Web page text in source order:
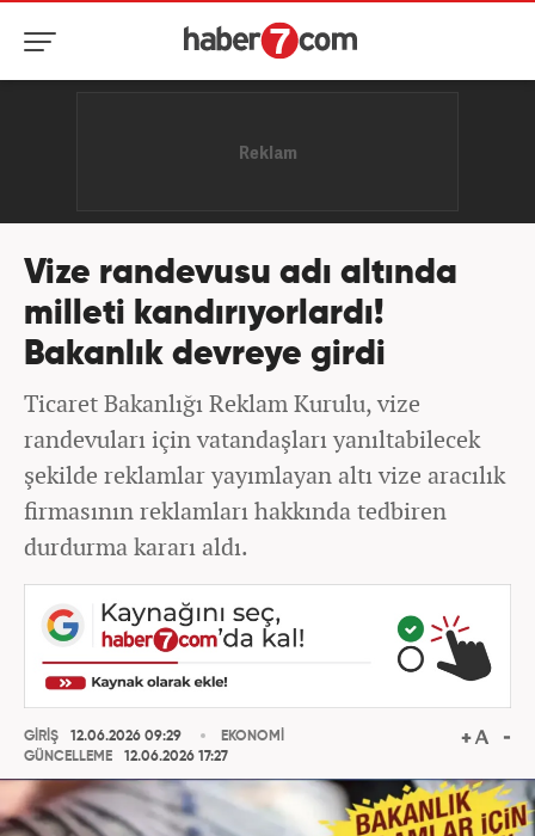
Vize randevusu adı altında
milleti kandırıyorlardı!
Bakanlık devreye girdi
Ticaret Bakanlığı Reklam Kurulu, vize
randevuları için vatandaşları yanıltabilecek
şekilde reklamlar yayımlayan altı vize aracılık
firmasının reklamları hakkında tedbiren
durdurma kararı aldı.
GİRİŞ
12.06.2026 09:29
GÜNCELLEME
12.06.2026 17:27
EKONOMİ